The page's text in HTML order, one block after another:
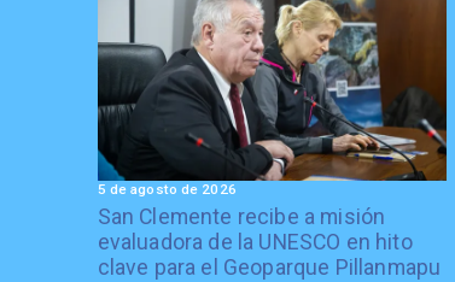
San Clemente recibe a misión
evaluadora de la UNESCO en hito
clave para el Geoparque Pillanmapu
5 de agosto de 2026